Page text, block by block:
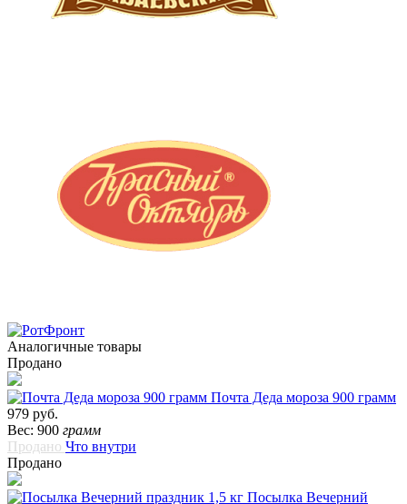
Аналогичные товары
Продано
Почта Деда мороза 900 грамм
979 руб.
Вес: 900 грамм
Продано Что внутри
Продано
Посылка Вечерний